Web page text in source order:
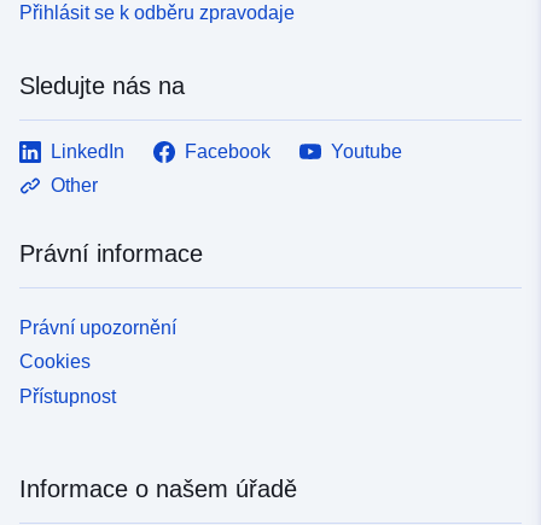
Přihlásit se k odběru zpravodaje
Sledujte nás na
LinkedIn Facebook
Youtube
Other
Právní informace
Právní upozornění
Cookies
Přístupnost
Informace o našem úřadě